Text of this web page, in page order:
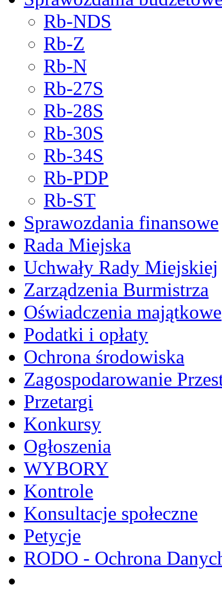
Rb-NDS
Rb-Z
Rb-N
Rb-27S
Rb-28S
Rb-30S
Rb-34S
Rb-PDP
Rb-ST
Sprawozdania finansowe
Rada Miejska
Uchwały Rady Miejskiej
Zarządzenia Burmistrza
Oświadczenia majątkowe
Podatki i opłaty
Ochrona środowiska
Zagospodarowanie
Przetargi
Konkursy
Ogłoszenia
WYBORY
Kontrole
Konsultacje społeczne
Petycje
RODO - Ochrona